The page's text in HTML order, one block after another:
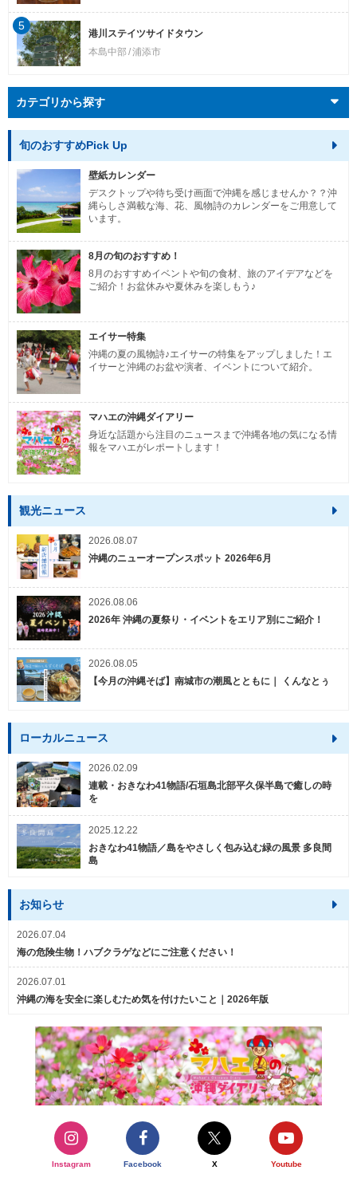
港川ステイツサイドタウン
本島中部 浦添市
5
カテゴリから探す
旬のおすすめPick Up
壁紙カレンダー
デスクトップや待ち受け画面で沖縄を感じませんか？？沖
縄らしさ満載な海、花、風物詩のカレンダーをご用意して
います。
8月の旬のおすすめ！
8月のおすすめイベントや旬の食材、旅のアイデアなどを
ご紹介！お盆休みや夏休みを楽しもう♪
エイサー特集
沖縄の夏の風物詩♪エイサーの特集をアップしました！エ
イサーと沖縄のお盆や演者、イベントについて紹介。
マハエの沖縄ダイアリー
身近な話題から注目のニュースまで沖縄各地の気になる情
報をマハエがレポートします！
観光ニュース
2026.08.07
沖縄のニューオープンスポット 2026年6月
2026.08.06
2026年 沖縄の夏祭り・イベントをエリア別にご紹介！
2026.08.05
【今月の沖縄そば】南城市の潮風とともに｜ くんなとぅ
ローカルニュース
2026.02.09
連載・おきなわ41物語/石垣島北部平久保半島で癒しの時
を
2025.12.22
おきなわ41物語／島をやさしく包み込む緑の風景 多良間
島
お知らせ
2026.07.04
海の危険生物！ハブクラゲなどにご注意ください！
2026.07.01
沖縄の海を安全に楽しむため気を付けたいこと｜2026年版
Instagram Facebook X Youtube